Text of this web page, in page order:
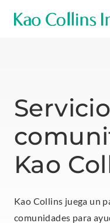
Servicio
Kao
Kao Collins juega un
comunidades para